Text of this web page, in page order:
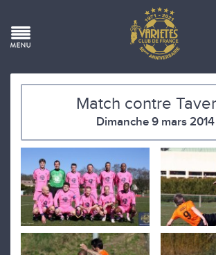
Match contre
Dimanche 9 mars 2014